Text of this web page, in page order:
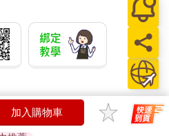
ATM! 如接獲電話要求您前往
以免受騙上當！
加入購物車